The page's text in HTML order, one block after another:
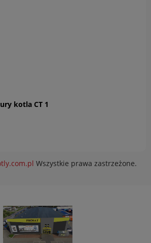
kotla CT 1
Wszystkie prawa zastrzeżone.